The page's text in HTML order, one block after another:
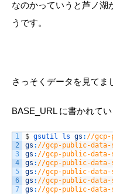
なのかっていうと芦ノ湖
うです。
さっそくデータを見てま
BASE_URL に書かれて
1
2
3
4
5
6
7
$ gsutil ls gs : //gcp-
gs : //gcp-public-data-
gs : //gcp-public-data-
gs : //gcp-public-data-
gs : //gcp-public-data-
gs : //gcp-public-data-
gs : //gcp-public-data-